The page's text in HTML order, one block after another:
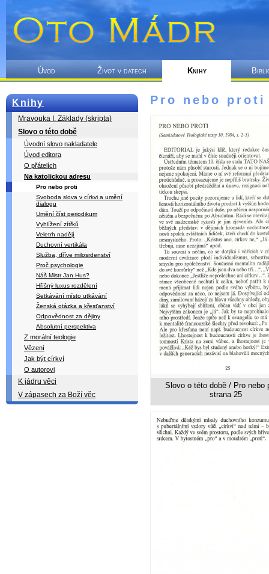
Úvod Život v datech Knihy
Knihy
Mravouka I. Základy (skripta)
Slovo o této době
Úvodní slovo nakladatele
Úvod editora
O přátelích
Na katolickou adresu
Pro nebo proti
Svoboda slova v církvi a umění
dialogu
Umění číst periodikum
Vyhlížení zítřků
Veletrh nadějí
Duchovní vertikála
Služba, dříve milosrdenství
Proč psychologie
Náš Mistr Jan Hus?
Hříšný luxus rozdělení
Setkávání místo utkávání
Ženská otázka a křesťanství
Odpovědnost za dějiny
Absolutní perspektiva
Z morální teologie
Vězení
Jak být církví
O autorovi
K jádru věci
V zápasech za Boží věc
Pro nebo proti
Slovo o této době / Pro nebo
strana 25